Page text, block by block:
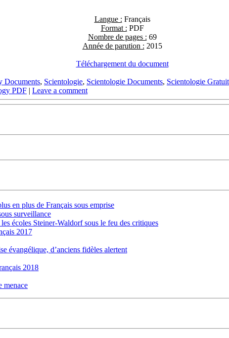
Langue : Français
Format : PDF
Nombre de pages : 69
Année de parution : 2015
Téléchargement du document
Documents, Scientologie, Scientologie Documents, Scientologie Gratuit
PDF Leave a comment
en plus de Français sous emprise
surveillance
écoles Steiner-Waldorf sous le feu des critiques
2017
évangélique, d’anciens fidèles alertent
2018
menace